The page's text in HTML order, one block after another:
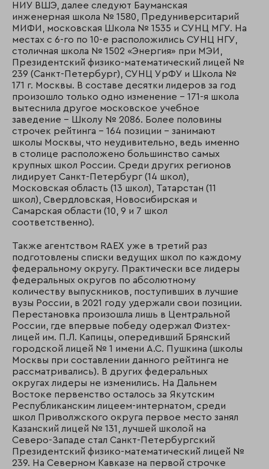
НИУ ВШЭ, далее следуют Бауманская
инженерная школа № 1580, Предуниверситарий
МИФИ, московская Школа № 1535 и СУНЦ МГУ. На
местах с 6-го по 10-е расположились СУНЦ НГУ,
столичная школа № 1502 «Энергия» при МЭИ,
Президентский физико-математический лицей №
239 (Санкт-Петербург), СУНЦ УрФУ и Школа №
171 г. Москвы. В составе десятки лидеров за год
произошло только одно изменение – 171-я школа
вытеснила другое московское учебное
заведение – Школу № 2086. Более половины
строчек рейтинга – 164 позиции – занимают
школы Москвы, что неудивительно, ведь именно
в столице расположено большинство самых
крупных школ России. Среди других регионов
лидирует Санкт-Петербург (14 школ),
Московская область (13 школ), Татарстан (11
школ), Свердловская, Новосибирская и
Самарская области (10, 9 и 7 школ
соответственно).
Также агентством RAEX уже в третий раз
подготовлены списки ведущих школ по каждому
федеральному округу. Практически все лидеры
федеральных округов по абсолютному
количеству выпускников, поступивших в лучшие
вузы России, в 2021 году удержали свои позиции.
Перестановка произошла лишь в Центральной
России, где впервые победу одержал Физтех-
лицей им. П.Л. Капицы, опередивший Брянский
городской лицей № 1 имени А.С. Пушкина (школы
Москвы при составлении данного рейтинга не
рассматривались). В других федеральных
округах лидеры не изменились. На Дальнем
Востоке первенство осталось за Якутским
Республиканским лицеем-интернатом, среди
школ Приволжского округа первое место занял
Казанский лицей № 131, лучшей школой на
Северо-Западе стал Санкт-Петербургский
Президентский физико-математический лицей №
239. На Северном Кавказе на первой строчке